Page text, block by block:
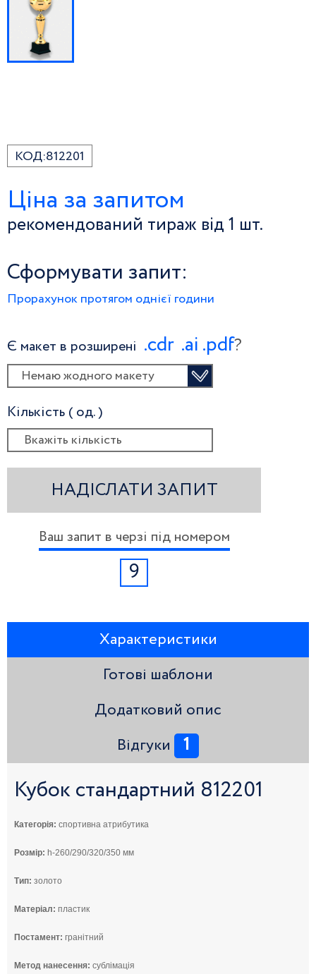
КОД:812201
Ціна за запитом
рекомендований тираж від 1 шт.
Сформувати запит:
Прорахунок протягом однієї години
Є макет в розширені .сdr .ai .pdf?
Немаю жодного макету
Кількість ( од. )
НАДІСЛАТИ ЗАПИТ
Ваш запит в черзі під номером
9
Характеристики
Готові шаблони
Додатковий опис
Відгуки 1
Кубок стандартний 812201
Категорія: спортивна атрибутика
Розмір: h-260/290/320/350 мм
Тип: золото
Матеріал: пластик
Постамент: гранітний
Метод нанесення: сублімація